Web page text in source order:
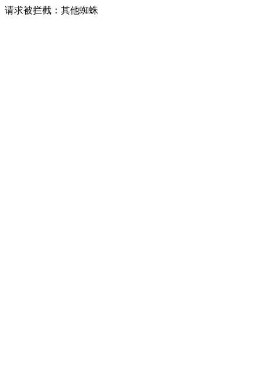
请求被拦截：其他蜘蛛